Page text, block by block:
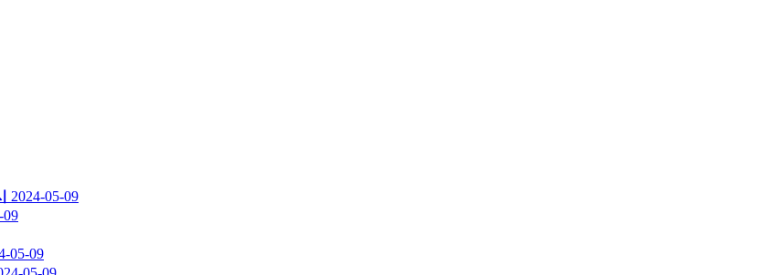
2024-05-09
09
05-09